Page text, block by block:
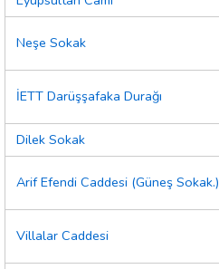
Neşe Sokak
İETT Darüşşafaka Durağı
Dilek Sokak
Arif Efendi Caddesi (Güneş Sokak.)
Villalar Caddesi